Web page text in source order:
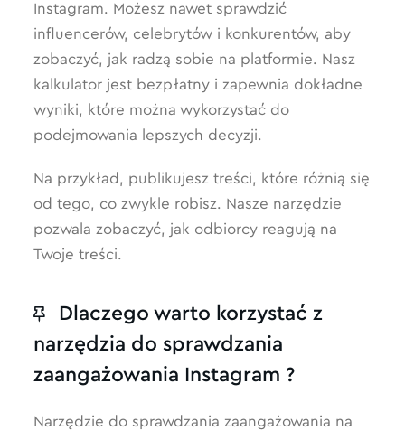
Instagram. Możesz nawet sprawdzić
influencerów, celebrytów i konkurentów, aby
zobaczyć, jak radzą sobie na platformie. Nasz
kalkulator jest bezpłatny i zapewnia dokładne
wyniki, które można wykorzystać do
podejmowania lepszych decyzji.
Na przykład, publikujesz treści, które różnią się
od tego, co zwykle robisz. Nasze narzędzie
pozwala zobaczyć, jak odbiorcy reagują na
Twoje treści.
Dlaczego warto korzystać z
narzędzia do sprawdzania
zaangażowania Instagram ?
Narzędzie do sprawdzania zaangażowania na